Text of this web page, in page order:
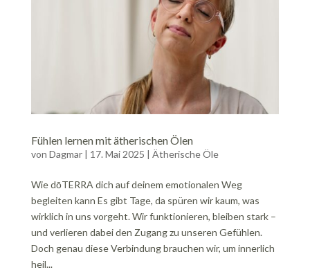
Fühlen lernen mit ätherischen Ölen
von Dagmar| 17. Mai 2025 | Ätherische Öle
Wie dōTERRA dich auf deinem emotionalen Weg
begleiten kann Es gibt Tage, da spüren wir kaum, was
wirklich in uns vorgeht. Wir funktionieren, bleiben stark –
und verlieren dabei den Zugang zu unseren Gefühlen.
Doch genau diese Verbindung brauchen wir, um innerlich
heil...